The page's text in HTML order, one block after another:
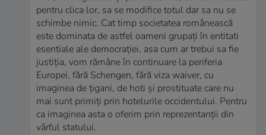
pentru clica lor, sa se modifice totul dar sa nu se
schimbe nimic. Cat timp societatea românească
este dominata de astfel oameni grupați în entitati
esentiale ale democrației, asa cum ar trebui sa fie
justiția, vom rămâne în continuare la periferia
Europei, fără Schengen, fără viza waiver, cu
imaginea de țigani, de hoti și prostituate care nu
mai sunt primiți prin hotelurile occidentului. Pentru
ca imaginea asta o oferim prin reprezentanții din
vârful statului.